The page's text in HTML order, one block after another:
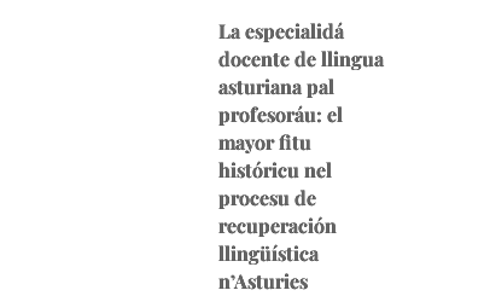
La especialidá
docente de llingua
asturiana pal
profesoráu: el
mayor fitu
históricu nel
procesu de
recuperación
llingüística
n’Asturies